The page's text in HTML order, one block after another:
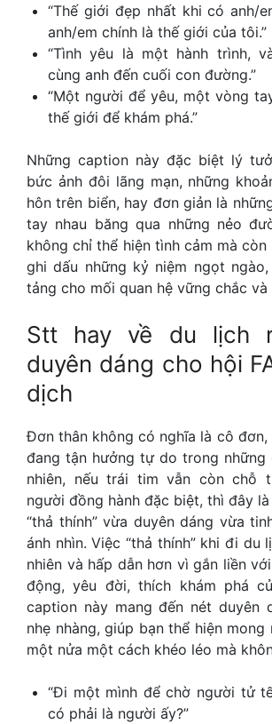
“Thế giới đẹp nhất khi có anh/
anh/em chính là thế giới của tôi.”
“Tình yêu là một hành trình,
cùng anh đến cuối con đường.”
“Một người để yêu, một vòng
thế giới để khám phá.”
Những caption này đặc biệt lý
bức ảnh đôi lãng mạn, những
hôn trên biển, hay đơn giản là
tay nhau băng qua những nẻo
không chỉ thể hiện tình cảm mà
ghi dấu những kỷ niệm ngọt
tảng cho mối quan hệ vững chắc và
Stt hay về du lịch
duyên dáng cho hội
dịch
Đơn thân không có nghĩa là cô đơn,
đang tận hưởng tự do trong những
nhiên, nếu trái tim vẫn còn chỗ
người đồng hành đặc biệt, thì đây
“thả thính” vừa duyên dáng vừa
ánh nhìn. Việc “thả thính” khi đi du
nhiên và hấp dẫn hơn vì gắn liền
động, yêu đời, thích khám phá
caption này mang đến nét duyên
nhẹ nhàng, giúp bạn thể hiện mong
một nửa một cách khéo léo mà
“Đi một mình để chờ người tử
có phải là người ấy?”